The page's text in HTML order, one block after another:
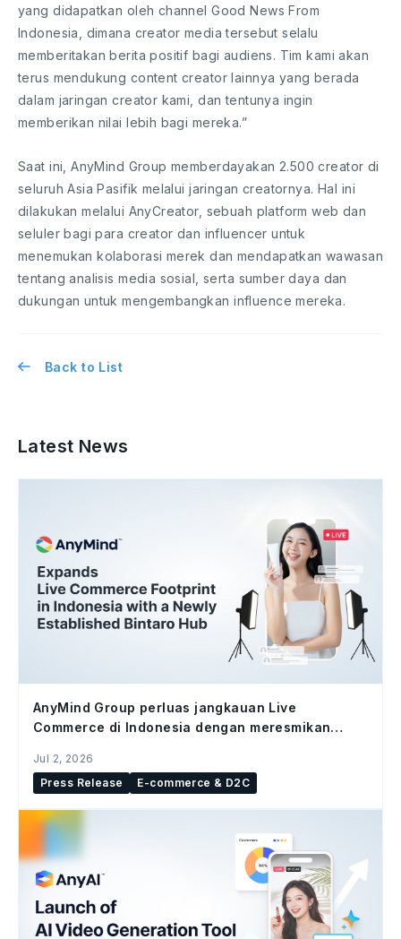
yang didapatkan oleh channel Good News From
Indonesia, dimana creator media tersebut selalu
memberitakan berita positif bagi audiens. Tim kami akan
terus mendukung content creator lainnya yang berada
dalam jaringan creator kami, dan tentunya ingin
memberikan nilai lebih bagi mereka.”
Saat ini, AnyMind Group memberdayakan 2.500 creator di
seluruh Asia Pasifik melalui jaringan creatornya. Hal ini
dilakukan melalui AnyCreator, sebuah platform web dan
seluler bagi para creator dan influencer untuk
menemukan kolaborasi merek dan mendapatkan wawasan
tentang analisis media sosial, serta sumber daya dan
dukungan untuk mengembangkan influence mereka.
Back to List
Latest News
AnyMind Group perluas jangkauan Live
Commerce di Indonesia dengan meresmikan
Jul 2, 2026
Press Release
E-commerce & D2C